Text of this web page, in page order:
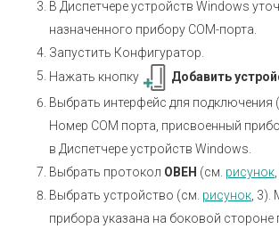
В Диспетчере устройств Windows
назначенного прибору COM-порта.
Запустить Конфигуратор.
Нажать кнопку
Добавить
Выбрать интерфейс для подключения
Номер СОМ порта, присвоенный
в Диспетчере устройств Windows.
Выбрать протокол ОВЕН (см. рисунок
Выбрать устройство (см. рисунок ,
прибора указана на боковой стороне